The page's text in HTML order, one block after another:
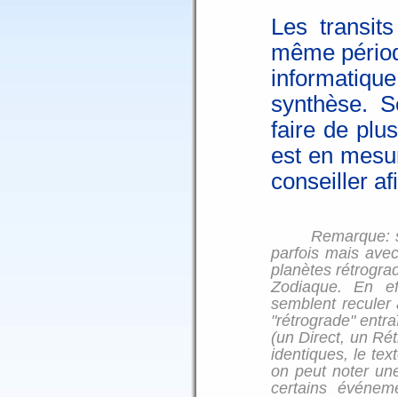
Les
même
synthèse.
faire de
est en
conseiller
Remarque:
parfois mais
planètes
Zodiaque. En
semblent reculer
"rétrograde"
(un Direct, un
identiques, le
on peut noter
certains